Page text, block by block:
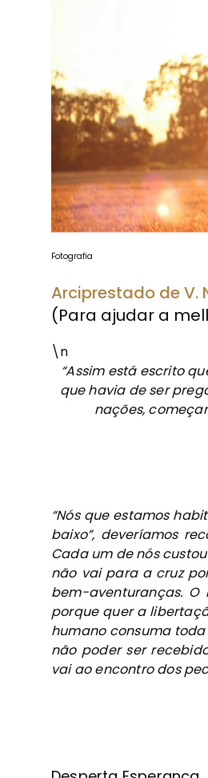
Fotografia
Arciprestado de V.
(Para ajudar a
\n
“Assim está escrito
que havia de ser
nações,
“Nós que estamos
baixo”, deveríamos
Cada um de nós
não vai para a cruz
bem-aventuranças.
porque quer a
humano consuma
não poder ser
vai ao encontro dos